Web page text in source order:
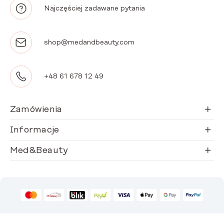
Najczęściej zadawane pytania
shop@medandbeauty.com
+48 61 678 12 49
Zamówienia
Informacje
Med&Beauty